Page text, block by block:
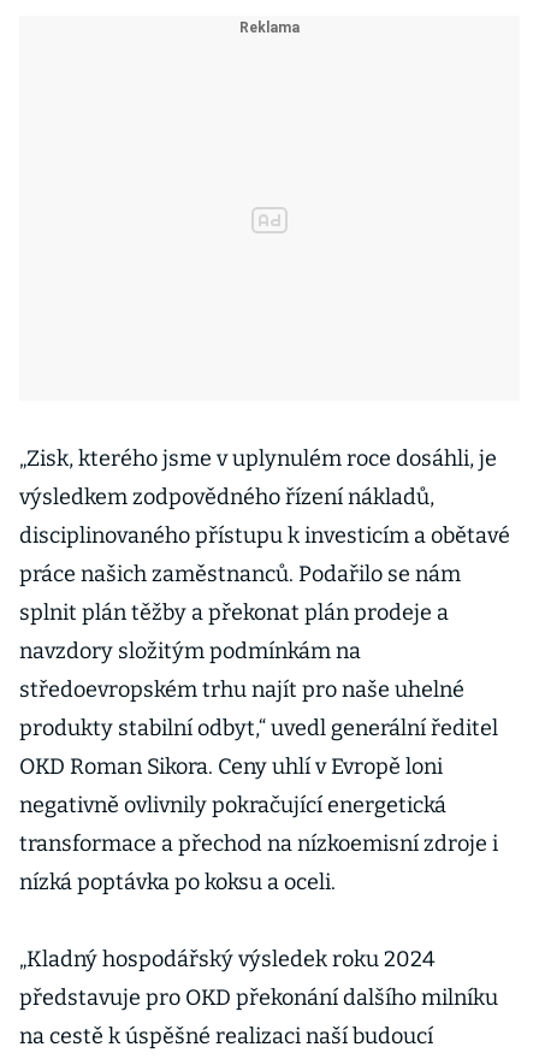
„Zisk, kterého jsme v uplynulém roce dosáhli, je
výsledkem zodpovědného řízení nákladů,
disciplinovaného přístupu k investicím a obětavé
práce našich zaměstnanců. Podařilo se nám
splnit plán těžby a překonat plán prodeje a
navzdory složitým podmínkám na
středoevropském trhu najít pro naše uhelné
produkty stabilní odbyt,“ uvedl generální ředitel
OKD Roman Sikora. Ceny uhlí v Evropě loni
negativně ovlivnily pokračující energetická
transformace a přechod na nízkoemisní zdroje i
nízká poptávka po koksu a oceli.
„Kladný hospodářský výsledek roku 2024
představuje pro OKD překonání dalšího milníku
na cestě k úspěšné realizaci naší budoucí